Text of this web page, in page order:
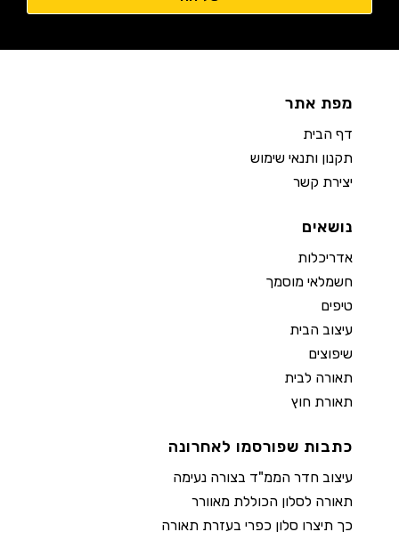
מפת אתר
דף הבית
תקנון ותנאי שימוש
יצירת קשר
נושאים
אדריכלות
חשמלאי מוסמך
טיפים
עיצוב הבית
שיפוצים
תאורה לבית
תאורת חוץ
כתבות שפורסמו לאחרונה
עיצוב חדר הממ"ד בצורה נעימה
תאורה לסלון הכוללת מאוורר
כך תיצרו סלון כפרי בעזרת תאורה